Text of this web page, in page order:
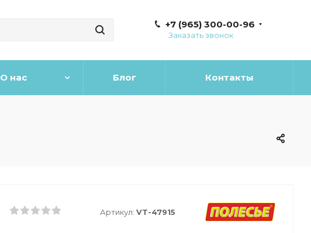
+7 (965) 300-00-96
Заказать звонок
О нас Блог Контакты
Артикул: VT-47915